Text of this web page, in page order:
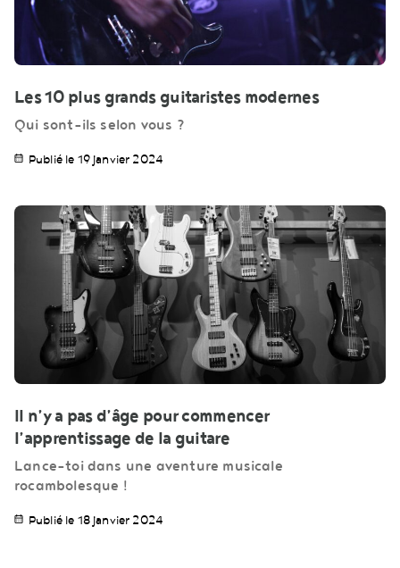
Les 10 plus grands guitaristes modernes
Qui sont-ils selon vous ?
Publié le 19 janvier 2024
Il n’y a pas d’âge pour commencer
l’apprentissage de la guitare
Lance-toi dans une aventure musicale
rocambolesque !
Publié le 18 janvier 2024